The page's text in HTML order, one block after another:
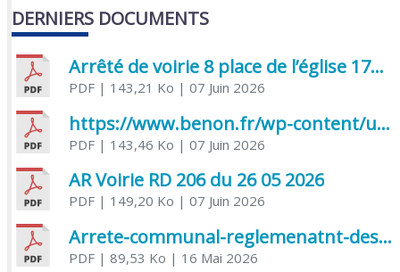
DERNIERS DOCUMENTS
Arrêté de voirie 8 place de l’église 17170 Benon
PDF| 143,21 Ko | 07 Juin 2026
https://www.benon.fr/wp-content/uploads/2026/06/AR-Voirie-Chemin-de-Lafond-du-26-05-2026.pdf
PDF| 143,46 Ko | 07 Juin 2026
AR Voirie RD 206 du 26 05 2026
PDF| 149,20 Ko | 07 Juin 2026
Arrete-communal-reglemenatnt-des-bruits-de-voisinage-et-des-activites-bruyantes
PDF| 89,53 Ko | 16 Mai 2026